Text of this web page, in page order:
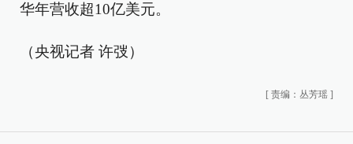
华年营收超10亿美元。
（央视记者 许弢）
[ 责编：丛芳瑶 ]